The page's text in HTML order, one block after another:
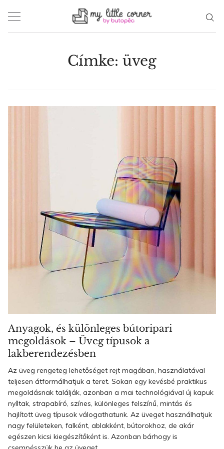
Címke: üveg
Anyagok, és különleges bútoripari
megoldások – Üveg típusok a
lakberendezésben
Az üveg rengeteg lehetőséget rejt magában, használatával
teljesen átformálhatjuk a teret. Sokan egy kevésbé praktikus
megoldásnak találják, azonban a mai technológiával új kapuk
nyíltak, strapabíró, színes, különleges felszínű, mintás és
hajlított üveg típusok válogathatunk. Az üveget használhatjuk
nagy felületeken, falként, ablakként, bútorokhoz, de akár
egészen kicsi kiegészítőként is. Azonban bárhogy is